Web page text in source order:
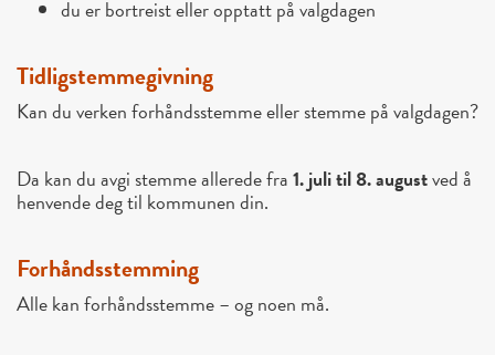
du er bortreist eller opptatt på valgdagen
Tidligstemmegivning
Kan du verken forhåndsstemme eller stemme på valgdagen?
Da kan du avgi stemme allerede fra1. juli til 8. augustved å
henvende deg til kommunen din.
Forhåndsstemming
Alle kan forhåndsstemme – og noen må.